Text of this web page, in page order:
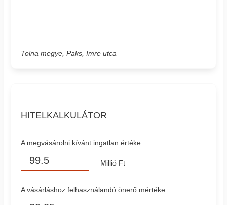
Tolna megye, Paks, Imre utca
HITELKALKULÁTOR
A megvásárolni kívánt ingatlan értéke:
Millió Ft
A vásárláshoz felhasználandó önerő mértéke: